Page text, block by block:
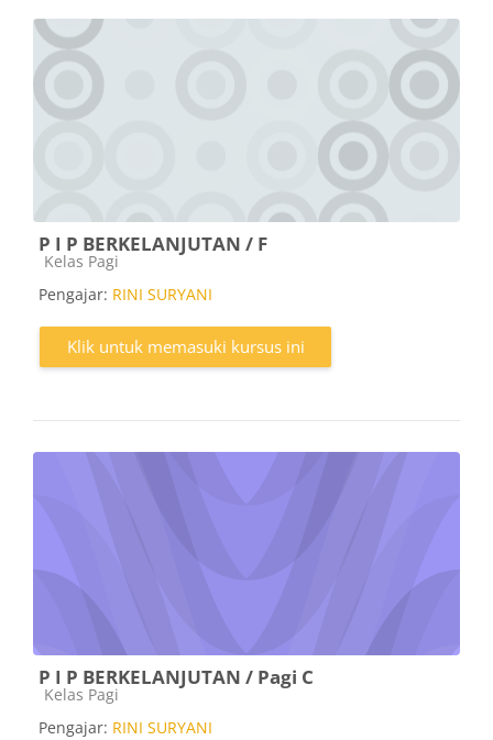
P I P BERKELANJUTAN / F
Kategori kursus
Kelas Pagi
Pengajar: RINI SURYANI
Klik untuk memasuki kursus ini
P I P BERKELANJUTAN / Pagi C
Kategori kursus
Kelas Pagi
Pengajar: RINI SURYANI